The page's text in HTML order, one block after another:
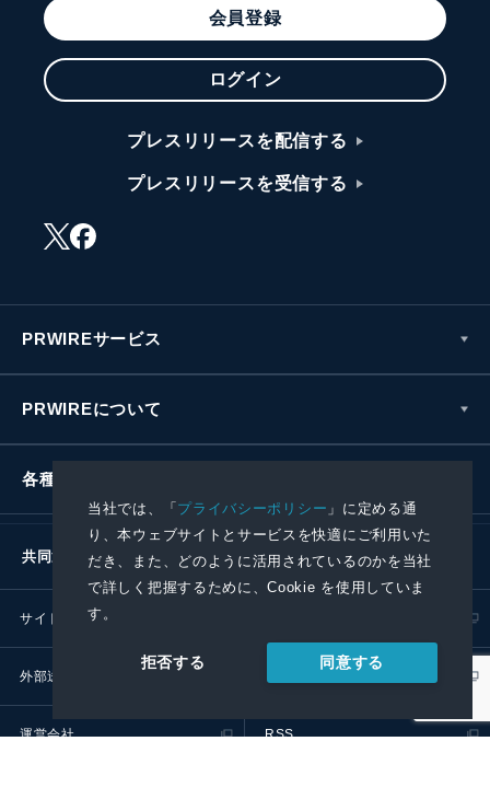
当社では、「プライバシーポリシー 」に定める通
り、本ウェブサイトとサービスを快適にご利用いた
だき、また、どのように活用されているのかを当社
で詳しく把握するために、Cookie を使用していま
す。
拒否する 同意する
会員登録
ログイン
プレスリリースを配信する
プレスリリースを受信する
PRWIREサービス
PRWIREについて
各種お問い合わせ
共同通信社グループ
サイトポリシー
外部送信ポリシー
運営会社 RSS